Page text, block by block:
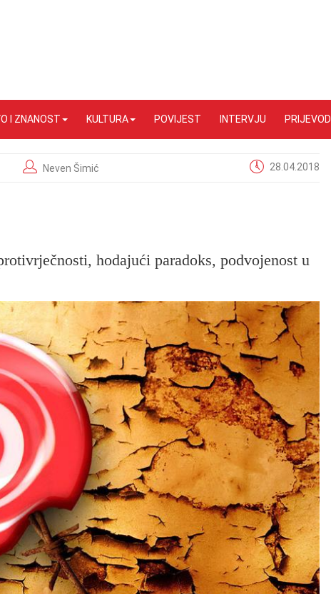
I ZNANOST KULTURA POVIJEST INTERVJU PRIJEVODI
Neven Šimić 28.04.2018
hodajući paradoks, podvojenost u